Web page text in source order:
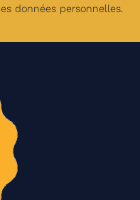
données personnelles